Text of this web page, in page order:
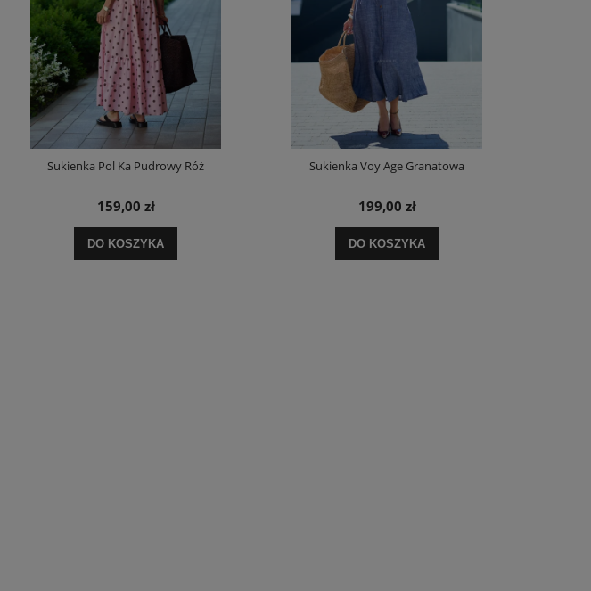
Sukienka Pol Ka Pudrowy Róż
159,00 zł
DO KOSZYKA
Sukienka Voy Age Granatowa
199,00 zł
DO KOSZYKA